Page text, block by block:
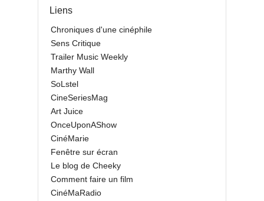
Liens
Chroniques d'une cinéphile
Sens Critique
Trailer Music Weekly
Marthy Wall
SoLstel
CineSeriesMag
Art Juice
OnceUponAShow
CinéMarie
Fenêtre sur écran
Le blog de Cheeky
Comment faire un film
CinéMaRadio